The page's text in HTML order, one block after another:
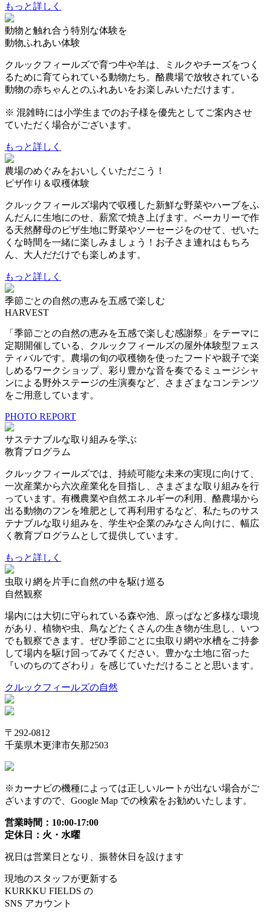
もっと詳しく
動物と触れ合う特別な体験を
動物ふれあい体験
クルックフィールズで育つ牛や羊は、ミルクやチーズをつく
るために育てられている動物たち。酪農場で放牧されている
動物の赤ちゃんとのふれあいをお楽しみいただけます。
※ 混雑時には小学生までのお子様を優先としてご案内させ
ていただく場合がございます。
もっと詳しく
農場のめぐみをおいしくいただこう！
ピザ作り＆収穫体験
クルックフィールズ場内で収穫した新鮮な野菜やハーブをふ
んだんに生地にのせ、薪窯で焼き上げます。ベーカリーで作
る天然酵母のピザ生地に野菜やソーセージをのせて、ぜいた
くな時間を一緒に楽しみましょう！お子さま連れはもちろ
ん、大人だだけでも楽しめます。
もっと詳しく
季節ごとの自然の恵みを五感で楽しむ
HARVEST
「季節ごとの自然の恵みを五感で楽しむ感謝祭」をテーマに
定期開催している、クルックフィールズの屋外体験型フェス
ティバルです。農場の旬の収穫物を使ったフードや親子で楽
しめるワークショップ、彩り豊かな音を奏でるミュージシャ
ンによる野外ステージの生演奏など、さまざまなコンテンツ
をご用意しています。
PHOTO REPORT
サステナブルな取り組みを学ぶ
教育プログラム
クルックフィールズでは、持続可能な未来の実現に向けて、
一次産業から六次産業化を目指し、さまざまな取り組みを行
っています。有機農業や自然エネルギーの利用、酪農場から
出る動物のフンを堆肥として再利用するなど、私たちのサス
テナブルな取り組みを、学生や企業のみなさん向けに、幅広
く教育プログラムとして提供しています。
もっと詳しく
虫取り網を片手に自然の中を駆け巡る
自然観察
場内には大切に守られている森や池、原っぱなど多様な環境
があり、植物や虫、鳥などたくさんの生き物が生息し、いつ
でも観察できます。ぜひ季節ごとに虫取り網や水槽をご持参
して場内を駆け回ってみてください。豊かな土地に宿った
『いのちのてざわり』を感じていただけることと思います。
クルックフィールズの自然
〒292-0812
千葉県木更津市矢那2503
※カーナビの機種によっては正しいルートが出ない場合がご
ざいますので、Google Map での検索をお勧めいたします。
営業時間：10:00-17:00
定休日：火・水曜
祝日は営業日となり、振替休日を設けます
現地のスタッフが更新する
KURKKU FIELDS の
SNS アカウント